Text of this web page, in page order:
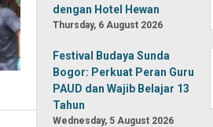
dengan Hotel Hewan
Thursday, 6 August 2026
Festival Budaya Sunda
Bogor: Perkuat Peran Guru
PAUD dan Wajib Belajar 13
Tahun
Wednesday, 5 August 2026